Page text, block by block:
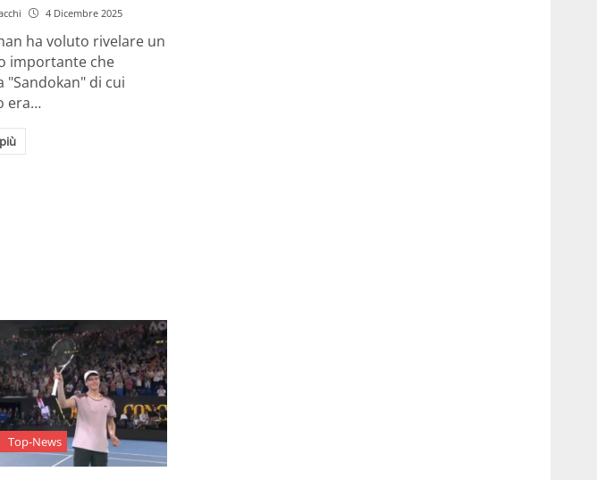
4 Dicembre 2025
ha voluto rivelare un
importante che
"Sandokan" di cui
era…
Top-News